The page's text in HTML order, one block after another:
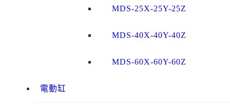
MDS-25X-25Y-25Z
MDS-40X-40Y-40Z
MDS-60X-60Y-60Z
電動缸